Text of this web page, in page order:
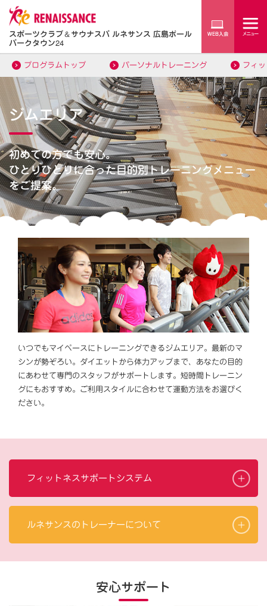
スポーツクラブ＆サウナスパ ルネサンス 広島ボール
パークタウン24
プログラムトップ パーソナルトレーニング フィ
ジムエリア
初めての方でも安心。
ひとりひとりに合った目的別トレーニングメニュー
をご提案。
いつでもマイペースにトレーニングできるジムエリア。最新のマ
シンが勢ぞろい。ダイエットから体力アップまで、あなたの目的
にあわせて専門のスタッフがサポートします。短時間トレーニン
グにもおすすめ。ご利用スタイルに合わせて運動方法をお選びく
ださい。
フィットネスサポートシステム
ルネサンスのトレーナーについて
安心サポート